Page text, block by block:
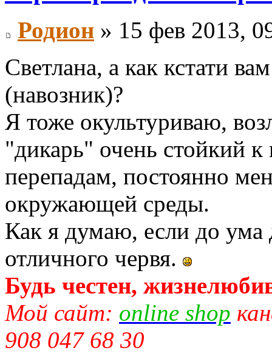
Родион » 15 фев 2013,
Светлана, а как кстати
(навозник)?
Я тоже окультуриваю,
"дикарь" очень стойкий
перепадам, постоянно
окружающей среды.
Как я думаю, если до ума
отличного червя.
Будь честен,
Мой сайт: online shop
908 047 68 30